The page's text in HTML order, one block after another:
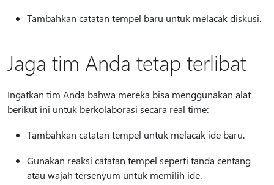
Tambahkan catatan tempel baru untuk melacak diskusi.
Jaga tim Anda tetap terlibat
Ingatkan tim Anda bahwa mereka bisa menggunakan alat
berikut ini untuk berkolaborasi secara real time:
Tambahkan catatan tempel untuk melacak ide baru.
Gunakan reaksi catatan tempel seperti tanda centang
atau wajah tersenyum untuk memilih ide.